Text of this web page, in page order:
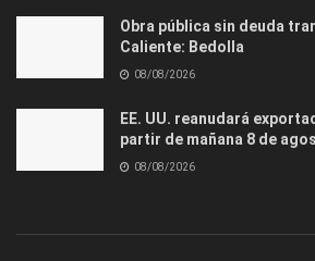
Obra pública sin deuda
Caliente: Bedolla
08/08/2026
EE. UU. reanudará
partir de mañana 8 de
08/08/2026